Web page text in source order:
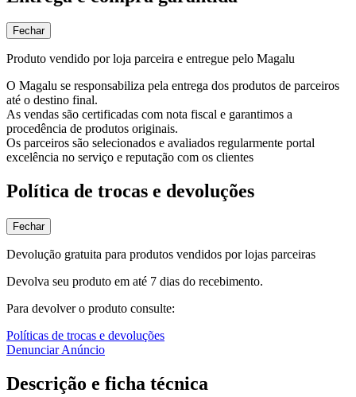
Fechar
Produto vendido por loja parceira e entregue pelo Magalu
O Magalu se responsabiliza pela entrega dos produtos de parceiros
até o destino final.
As vendas são certificadas com nota fiscal e garantimos a
procedência de produtos originais.
Os parceiros são selecionados e avaliados regularmente portal
excelência no serviço e reputação com os clientes
Política de trocas e devoluções
Fechar
Devolução gratuita para produtos vendidos por lojas parceiras
Devolva seu produto em até 7 dias do recebimento.
Para devolver o produto consulte:
Políticas de trocas e devoluções
Denunciar Anúncio
Descrição e ficha técnica